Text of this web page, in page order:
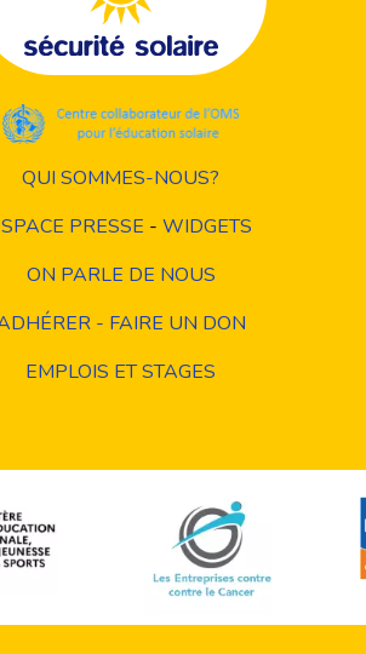
QUI SOMMES-NOUS?
PRESSE - WIDGETS
ON PARLE DE NOUS
- FAIRE UN DON
EMPLOIS ET STAGES